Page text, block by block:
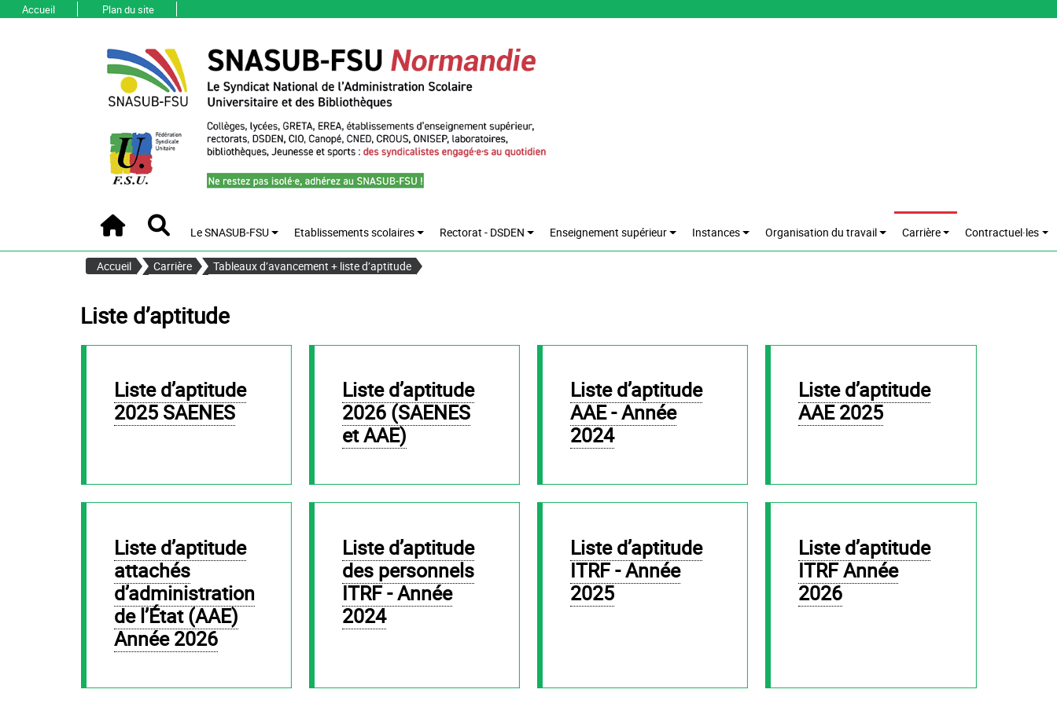
Accueil Plan du site
Accueil Recherche
Le SNASUB-FSU Etablissements scolaires Rectorat - DSDEN Enseignement supérieur Instances Organisation du travail Carrière Contractuel·les
Accueil Carrière Tableaux d’avancement + liste d’aptitude
Liste d’aptitude
Liste d’aptitude
2025 SAENES
Liste d’aptitude
2026 (SAENES
et AAE)
Liste d’aptitude
AAE - Année
2024
Liste d’aptitude
AAE 2025
Liste d’aptitude
attachés
d’administration
de l’État (AAE)
Année 2026
Liste d’aptitude
des personnels
ITRF - Année
2024
Liste d’aptitude
ITRF - Année
2025
Liste d’aptitude
ITRF Année
2026